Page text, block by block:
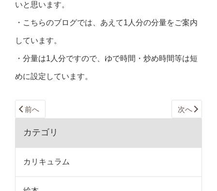
いと思います。
・こちらのブログでは、あえて1人分の分量をご案内
しています。
・分量は1人分ですので、ゆで時間・炒め時間等は短
めに設定しています。
前へ 次へ
カテゴリ
カリキュラム